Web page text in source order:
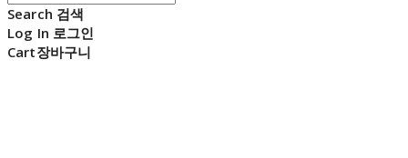
Search 검색
Log In 로그인
Cart장바구니